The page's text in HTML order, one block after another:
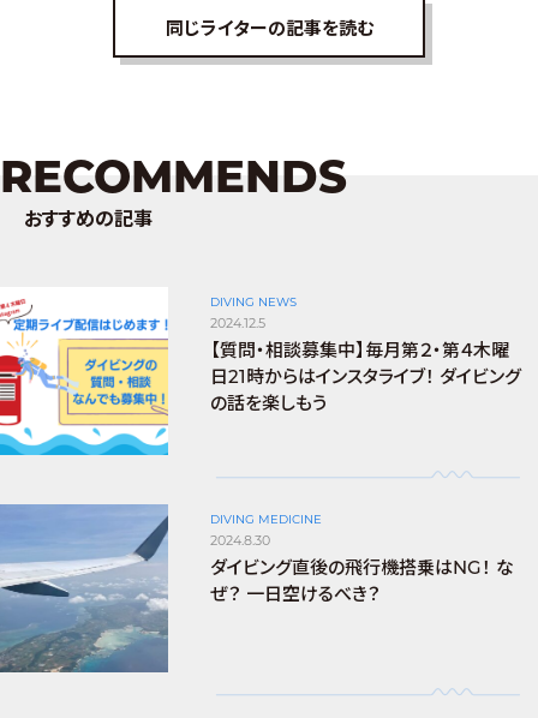
同じライターの記事を読む
RECOMMENDS
おすすめの記事
DIVING NEWS
2024.12.5
【質問・相談募集中】毎月第２・第４木曜
日21時からはインスタライブ！ ダイビング
の話を楽しもう
DIVING MEDICINE
2024.8.30
ダイビング直後の飛行機搭乗はNG！ な
ぜ？ 一日空けるべき？